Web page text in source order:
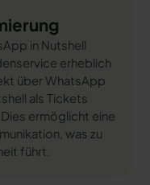
in Nutshell
erheblich
über WhatsApp
als Tickets
ermöglicht eine
was zu
führt.